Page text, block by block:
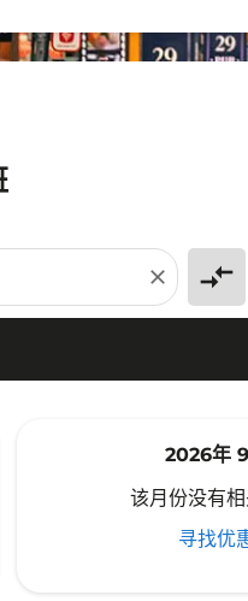
close compare_arrows
2026年 9
该月份没有
寻找优